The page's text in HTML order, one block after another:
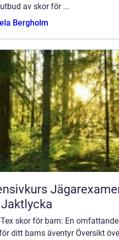
av skor för ...
Bergholm
Tex skor för barn: En
ditt barns äventyr Översikt